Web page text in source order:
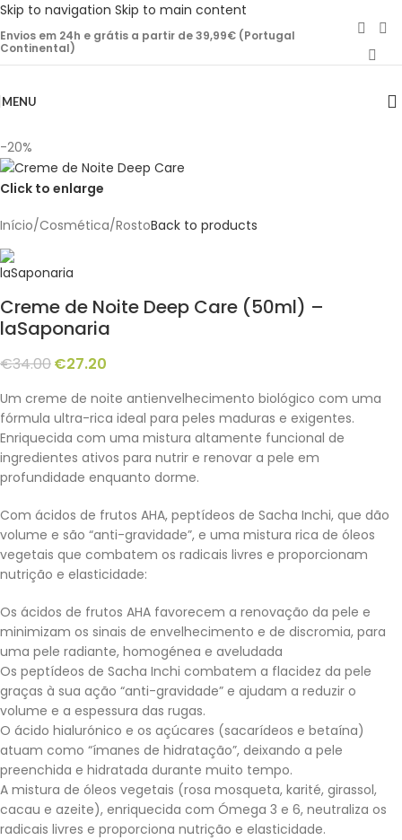
Skip to navigation Skip to main content
Envios em 24h e grátis a partir de 39,99€ (Portugal
Continental)
MENU
-20%
Click to enlarge
Início/Cosmética/RostoBack to products
Creme de Noite Deep Care (50ml) –
laSaponaria
€34.00€27.20
Um creme de noite antienvelhecimento biológico com uma
fórmula ultra-rica ideal para peles maduras e exigentes.
Enriquecida com uma mistura altamente funcional de
ingredientes ativos para nutrir e renovar a pele em
profundidade enquanto dorme.
Com ácidos de frutos AHA, peptídeos de Sacha Inchi, que dão
volume e são “anti-gravidade”, e uma mistura rica de óleos
vegetais que combatem os radicais livres e proporcionam
nutrição e elasticidade:
Os ácidos de frutos AHA favorecem a renovação da pele e
minimizam os sinais de envelhecimento e de discromia, para
uma pele radiante, homogénea e aveludada
Os peptídeos de Sacha Inchi combatem a flacidez da pele
graças à sua ação “anti-gravidade” e ajudam a reduzir o
volume e a espessura das rugas.
O ácido hialurónico e os açúcares (sacarídeos e betaína)
atuam como “ímanes de hidratação”, deixando a pele
preenchida e hidratada durante muito tempo.
A mistura de óleos vegetais (rosa mosqueta, karité, girassol,
cacau e azeite), enriquecida com Ómega 3 e 6, neutraliza os
radicais livres e proporciona nutrição e elasticidade.